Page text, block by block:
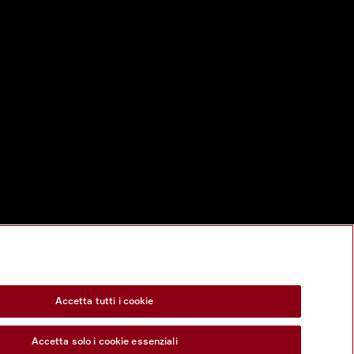
Accetta tutti i cookie
Accetta solo i cookie essenziali